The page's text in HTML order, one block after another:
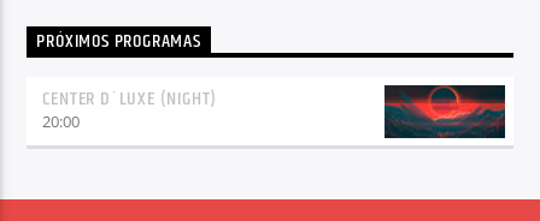
PRÓXIMOS PROGRAMAS
CENTER D´LUXE (NIGHT)
20:00